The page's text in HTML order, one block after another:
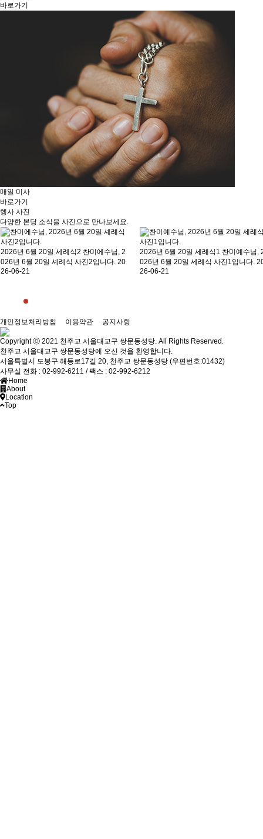
바로가기
매일 미사
바로가기
행사 사진
다양한 본당 소식을 사진으로 만나보세요.
2026년 6월 20일 세례식2 찬미에수님, 2
026년 6월 20일 셰례식 사진2입니다. 20
26-06-21
2026년 6월 20일 세례식1 찬미예수님,
026년 6월 20일 세례식 사진1입니다.
26-06-21
개인정보처리방침 이용약관 공지사항
Copyright ⓒ 2021 천주교 서울대교구 쌍문동성당. All Rights Reserved.
천주교 서울대교구 쌍문동성당에 오신 것을 환영합니다.
서울특별시 도봉구 해등로17길 20, 천주교 쌍문동성당 (우편번호:01432)
사무실 전화 : 02-992-6211 / 팩스 : 02-992-6212
Home
About
Location
Top